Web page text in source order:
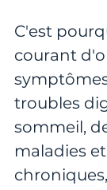
C'est
courant
troubles
sommeil,
maladies